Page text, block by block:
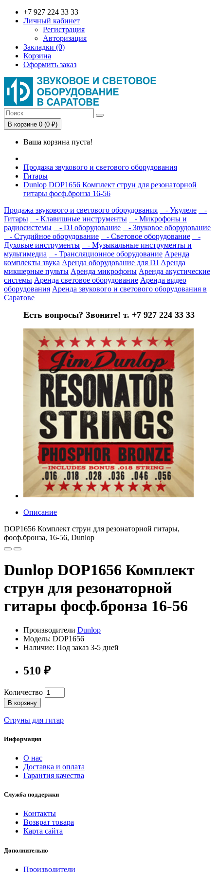
+7 927 224 33 33
Личный кабинет
Регистрация
Авторизация
Закладки (0)
Корзина
Оформить заказ
В корзине 0 (0 ₽)
Ваша корзина пуста!
Продажа звукового и светового оборудования
Гитары
Dunlop DOP1656 Комплект струн для резонаторной
гитары фосф.бронза 16-56
Продажа звукового и светового оборудования
- Укулеле
-
Гитары
- Клавишные инструменты
- Микрофоны и
радиосистемы
- DJ оборудование
- Звуковое оборудование
- Студийное оборудование
- Световое оборудование
-
Духовые инструменты
- Музыкальные инструменты и
мультимедиа
- Трансляционное оборудование Аренда
комплекты звука Аренда оборудование для DJ Аренда
микшерные пульты Аренда микрофоны Аренда акустические
системы Аренда световое оборудование Аренда видео
оборудования Аренда звукового и светового оборудования в
Саратове
Есть вопросы? Звоните! т. +7 927 224 33 33
Описание
DOP1656 Комплект струн для резонаторной гитары,
фосф.бронза, 16-56, Dunlop
Dunlop DOP1656 Комплект
струн для резонаторной
гитары фосф.бронза 16-56
Производители Dunlop
Модель: DOP1656
Наличие: Под заказ 3-5 дней
510 ₽
Количество
В корзину
Струны для гитар
Информация
О нас
Доставка и оплата
Гарантия качества
Служба поддержки
Контакты
Возврат товара
Карта сайта
Дополнительно
Производители